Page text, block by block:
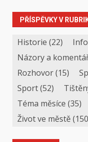
PŘÍSPĚVKY V
Historie (22)
Názory a
Rozhovor(15)
Sport(52)
Téma měsíce (35)
Život ve městě